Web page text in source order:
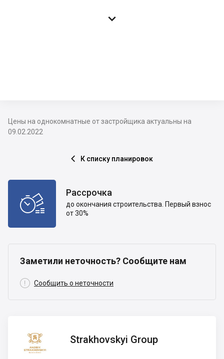

Цены на однокомнатные от застройщика актуальны на
09.02.2022
 К списку планировок
 Рассрочка
до окончания строительства. Первый взнос
от 30%
Заметили неточность? Сообщите нам
 Сообщить о неточности
Strakhovskyi
Group
Strakhovskyi Group